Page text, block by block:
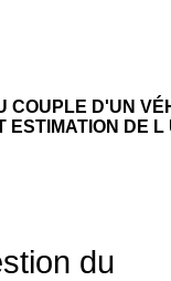
COUPLE D'UN
ESTIMATION DE
du